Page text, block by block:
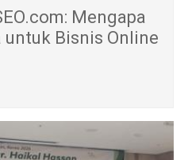
Mengapa
Bisnis Online